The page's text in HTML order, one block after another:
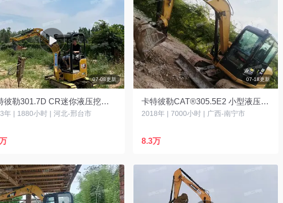
07-08更新
卡特彼勒301.7D CR迷你液压挖掘机
年 | 1880小时 | 河北-邢台市
07-18更新
卡特彼勒CAT®305.5E2 小型液压挖掘机
2018年 | 7000小时 | 广西-南宁市
8.3万